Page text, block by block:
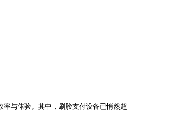
与体验。其中，刷脸支付设备已悄然超